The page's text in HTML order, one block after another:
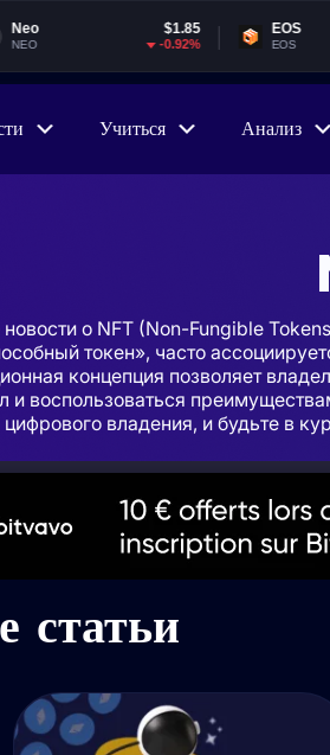
EOS
EOS
Учиться Анализ
новости о NFT (Non-Fungible
токен», часто
концепция позволяет
и воспользоваться
цифрового владения, и будьте в
статьи